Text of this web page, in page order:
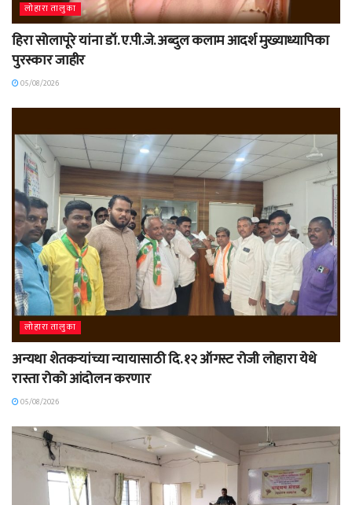
लोहारा तालुका
हिरा सोलापूरे यांना डॉ. ए.पी.जे. अब्दुल कलाम आदर्श मुख्याध्यापिका
पुरस्कार जाहीर
05/08/2026
लोहारा तालुका
अन्यथा शेतकऱ्यांच्या न्यायासाठी दि. १२ ऑगस्ट रोजी लोहारा येथे
रास्ता रोको आंदोलन करणार
05/08/2026